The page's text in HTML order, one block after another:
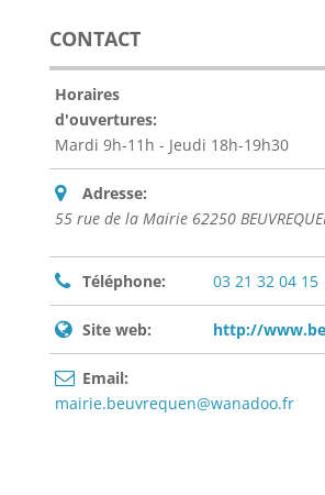
CONTACT
Horaires
d'ouvertures:
Mardi 9h-11h - Jeudi 18h-19h30
Adresse:
55 rue de la Mairie 62250
Téléphone: 03 21 32 04 15
Site web: http://
Email:
mairie.beuvrequen@wanadoo.fr